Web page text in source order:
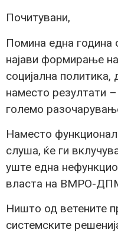
Почитувани,
Помина една
најави формирање
социјална
наместо резултати
големо
Наместо
слуша, ќе ги
уште една
власта на ВМРО-
Ништо од ветените
системските